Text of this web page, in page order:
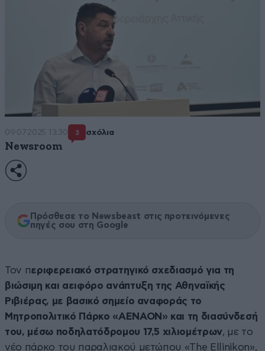
09·07·2025 13:30 3 σχόλια
Newsroom
Πρόσθεσε το Newsbeast στις προτεινόμενες
πηγές σου στη Google
Τον περιφερειακό στρατηγικό σχεδιασμό για τη
βιώσιμη και αειφόρο ανάπτυξη της Αθηναϊκής
Ριβιέρας, με βασικό σημείο αναφοράς το
Μητροπολιτικό Πάρκο «ΑΕΝΑΟΝ» και τη διασύνδεσή
του, μέσω ποδηλατόδρομου 17,5 χιλιομέτρων, με το
νέο πάρκο του παραλιακού μετώπου «The Ellinikon»,